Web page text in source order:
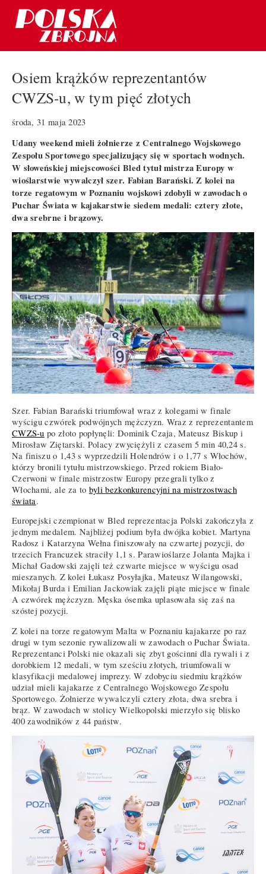
Osiem krążków reprezentantów
CWZS-u, w tym pięć złotych
środa, 31 maja 2023
Udany weekend mieli żołnierze z Centralnego Wojskowego
Zespołu Sportowego specjalizujący się w sportach wodnych.
W słoweńskiej miejscowości Bled tytuł mistrza Europy w
wioślarstwie wywalczył szer. Fabian Barański. Z kolei na
torze regatowym w Poznaniu wojskowi zdobyli w zawodach o
Puchar Świata w kajakarstwie siedem medali: cztery złote,
dwa srebrne i brązowy.
Szer. Fabian Barański triumfował wraz z kolegami w finale
wyścigu czwórek podwójnych mężczyzn. Wraz z reprezentantem
CWZS-u po złoto popłynęli: Dominik Czaja, Mateusz Biskup i
Mirosław Ziętarski. Polacy zwyciężyli z czasem 5 min 40,24 s.
Na finiszu o 1,43 s wyprzedzili Holendrów i o 1,77 s Włochów,
którzy bronili tytułu mistrzowskiego. Przed rokiem Biało-
Czerwoni w finale mistrzostw Europy przegrali tylko z
Włochami, ale za to byli bezkonkurencyjni na mistrzostwach
świata.
Europejski czempionat w Bled reprezentacja Polski zakończyła z
jednym medalem. Najbliżej podium była dwójka kobiet. Martyna
Radosz i Katarzyna Wełna finiszowały na czwartej pozycji, do
trzecich Francuzek straciły 1,1 s. Parawioślarze Jolanta Majka i
Michał Gadowski zajęli też czwarte miejsce w wyścigu osad
mieszanych. Z kolei Łukasz Posyłajka, Mateusz Wilangowski,
Mikołaj Burda i Emilian Jackowiak zajęli piąte miejsce w finale
A czwórek mężczyzn. Męska ósemka uplasowała się zaś na
szóstej pozycji.
Z kolei na torze regatowym Malta w Poznaniu kajakarze po raz
drugi w tym sezonie rywalizowali w zawodach o Puchar Świata.
Reprezentanci Polski nie okazali się zbyt gościnni dla rywali i z
dorobkiem 12 medali, w tym sześciu złotych, triumfowali w
klasyfikacji medalowej imprezy. W zdobyciu siedmiu krążków
udział mieli kajakarze z Centralnego Wojskowego Zespołu
Sportowego. Żołnierze wywalczyli cztery złota, dwa srebra i
brąz. W zawodach w stolicy Wielkopolski mierzyło się blisko
400 zawodników z 44 państw.